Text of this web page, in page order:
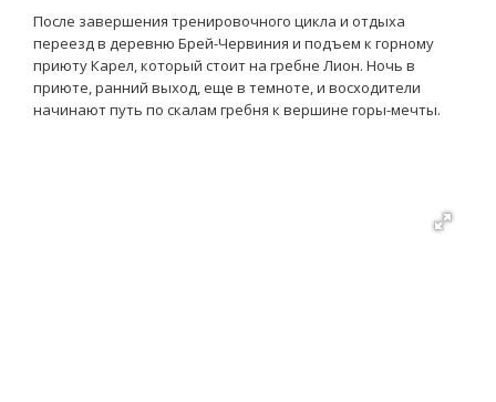
После завершения тренировочного цикла и отдыха
переезд в деревню Брей-Червиния и подъем к горному
приюту Карел, который стоит на гребне Лион. Ночь в
приюте, ранний выход, еще в темноте, и восходители
начинают путь по скалам гребня к вершине горы-мечты.